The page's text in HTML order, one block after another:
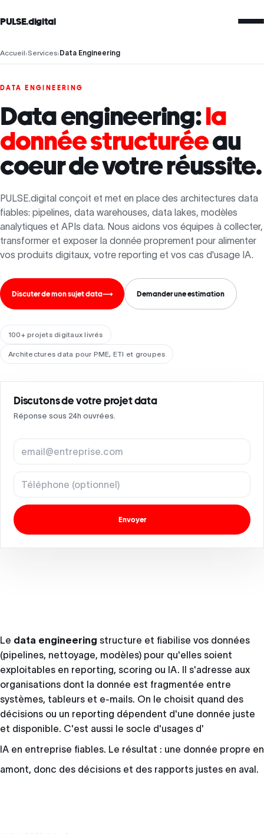
PULSE.digital
Accueil›Services›Data Engineering
DATA ENGINEERING
Data engineering:la
donnée structuréeau
coeur de votre réussite.
PULSE.digital conçoit et met en place des architectures data
fiables: pipelines, data warehouses, data lakes, modèles
analytiques et APIs data. Nous aidons vos équipes à collecter,
transformer et exposer la donnée proprement pour alimenter
vos produits digitaux, votre reporting et vos cas d'usage IA.
Discuter de mon sujet data⟶ Demander une estimation
100+ projets digitaux livrés
Architectures data pour PME, ETI et groupes
Discutons de votre projet data
Réponse sous 24h ouvrées.
Adresse e-mail
Envoyer
Le data engineering structure et fiabilise vos données
(pipelines, nettoyage, modèles) pour qu'elles soient
exploitables en reporting, scoring ou IA. Il s'adresse aux
organisations dont la donnée est fragmentée entre
systèmes, tableurs et e-mails. On le choisit quand des
décisions ou un reporting dépendent d'une donnée juste
et disponible. C'est aussi le socle d'usages d'
IA en entreprise fiables. Le résultat : une donnée propre en
amont, donc des décisions et des rapports justes en aval.